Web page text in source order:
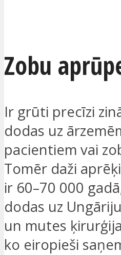
Zobu
Ir grūti precīzi
dodas uz
pacientiem vai
Tomēr daži
ir 60–70 000
dodas uz
un mutes
ko eiropieši